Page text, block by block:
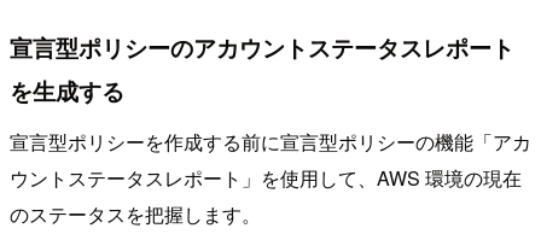
宣言型ポリシーのアカウントステータスレポート
を生成する
宣言型ポリシーを作成する前に宣言型ポリシーの機能「アカ
ウントステータスレポート」を使用して、AWS 環境の現在
のステータスを把握します。